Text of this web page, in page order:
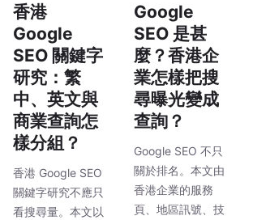
香港
Google
SEO 關鍵字
研究：繁
中、英文與
商業查詢怎
樣分組？
香港 Google SEO
關鍵字研究不應只
看搜尋量。本文以
Google
SEO 是甚
麼？香港企
業怎樣把搜
尋曝光變成
查詢？
Google SEO 不只
關於排名。本文由
香港企業的服務
頁、地區訊號、技